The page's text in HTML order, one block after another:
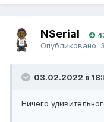
NSerial
Опубликовано:
03.02.2022 в
Ничего